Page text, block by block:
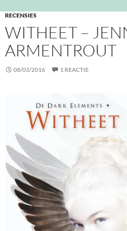
RECENSIES
WITHEET –
ARMENTROUT
08/03/2016 1 REACTIE